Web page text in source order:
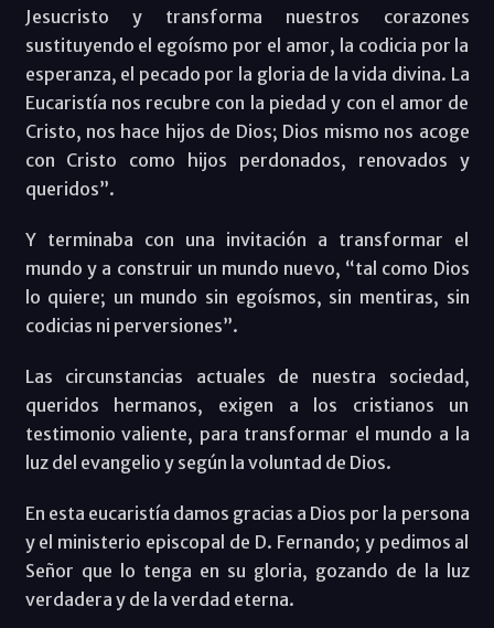
Jesucristo y transforma nuestros corazones
sustituyendo el egoísmo por el amor, la codicia por la
esperanza, el pecado por la gloria de la vida divina. La
Eucaristía nos recubre con la piedad y con el amor de
Cristo, nos hace hijos de Dios; Dios mismo nos acoge
con Cristo como hijos perdonados, renovados y
queridos”.
Y terminaba con una invitación a transformar el
mundo y a construir un mundo nuevo, “tal como Dios
lo quiere; un mundo sin egoísmos, sin mentiras, sin
codicias ni perversiones”.
Las circunstancias actuales de nuestra sociedad,
queridos hermanos, exigen a los cristianos un
testimonio valiente, para transformar el mundo a la
luz del evangelio y según la voluntad de Dios.
En esta eucaristía damos gracias a Dios por la persona
y el ministerio episcopal de D. Fernando; y pedimos al
Señor que lo tenga en su gloria, gozando de la luz
verdadera y de la verdad eterna.